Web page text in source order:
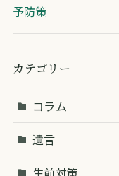
予防策
カテゴリー
コラム
遺言